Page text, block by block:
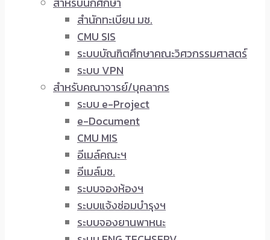
สำนักทะเบียน มช.
CMU SIS
ระบบบัณฑิตศึกษาคณะวิศวกรรมศาสตร์
ระบบ VPN
สำหรับคณาจารย์/บุคลากร
ระบบ e-Project
e-Document
CMU MIS
อีเมล์คณะฯ
อีเมล์มช.
ระบบจองห้องฯ
ระบบแจ้งซ่อมบำรุงฯ
ระบบจองยานพาหนะ